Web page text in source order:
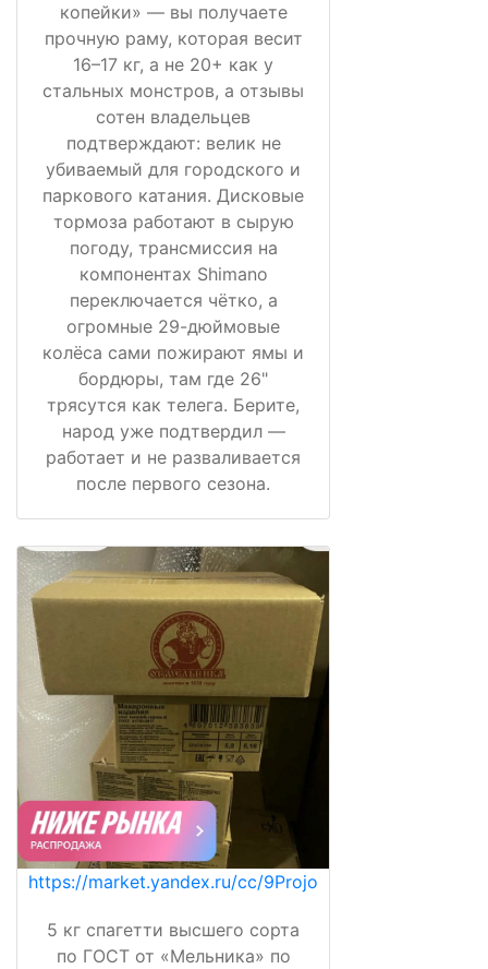
копейки» — вы получаете
прочную раму, которая весит
16–17 кг, а не 20+ как у
стальных монстров, а отзывы
сотен владельцев
подтверждают: велик не
убиваемый для городского и
паркового катания. Дисковые
тормоза работают в сырую
погоду, трансмиссия на
компонентах Shimano
переключается чётко, а
огромные 29-дюймовые
колёса сами пожирают ямы и
бордюры, там где 26"
трясутся как телега. Берите,
народ уже подтвердил —
работает и не разваливается
после первого сезона.
https://market.yandex.ru/cc/9Projo
5 кг спагетти высшего сорта
по ГОСТ от «Мельника» по